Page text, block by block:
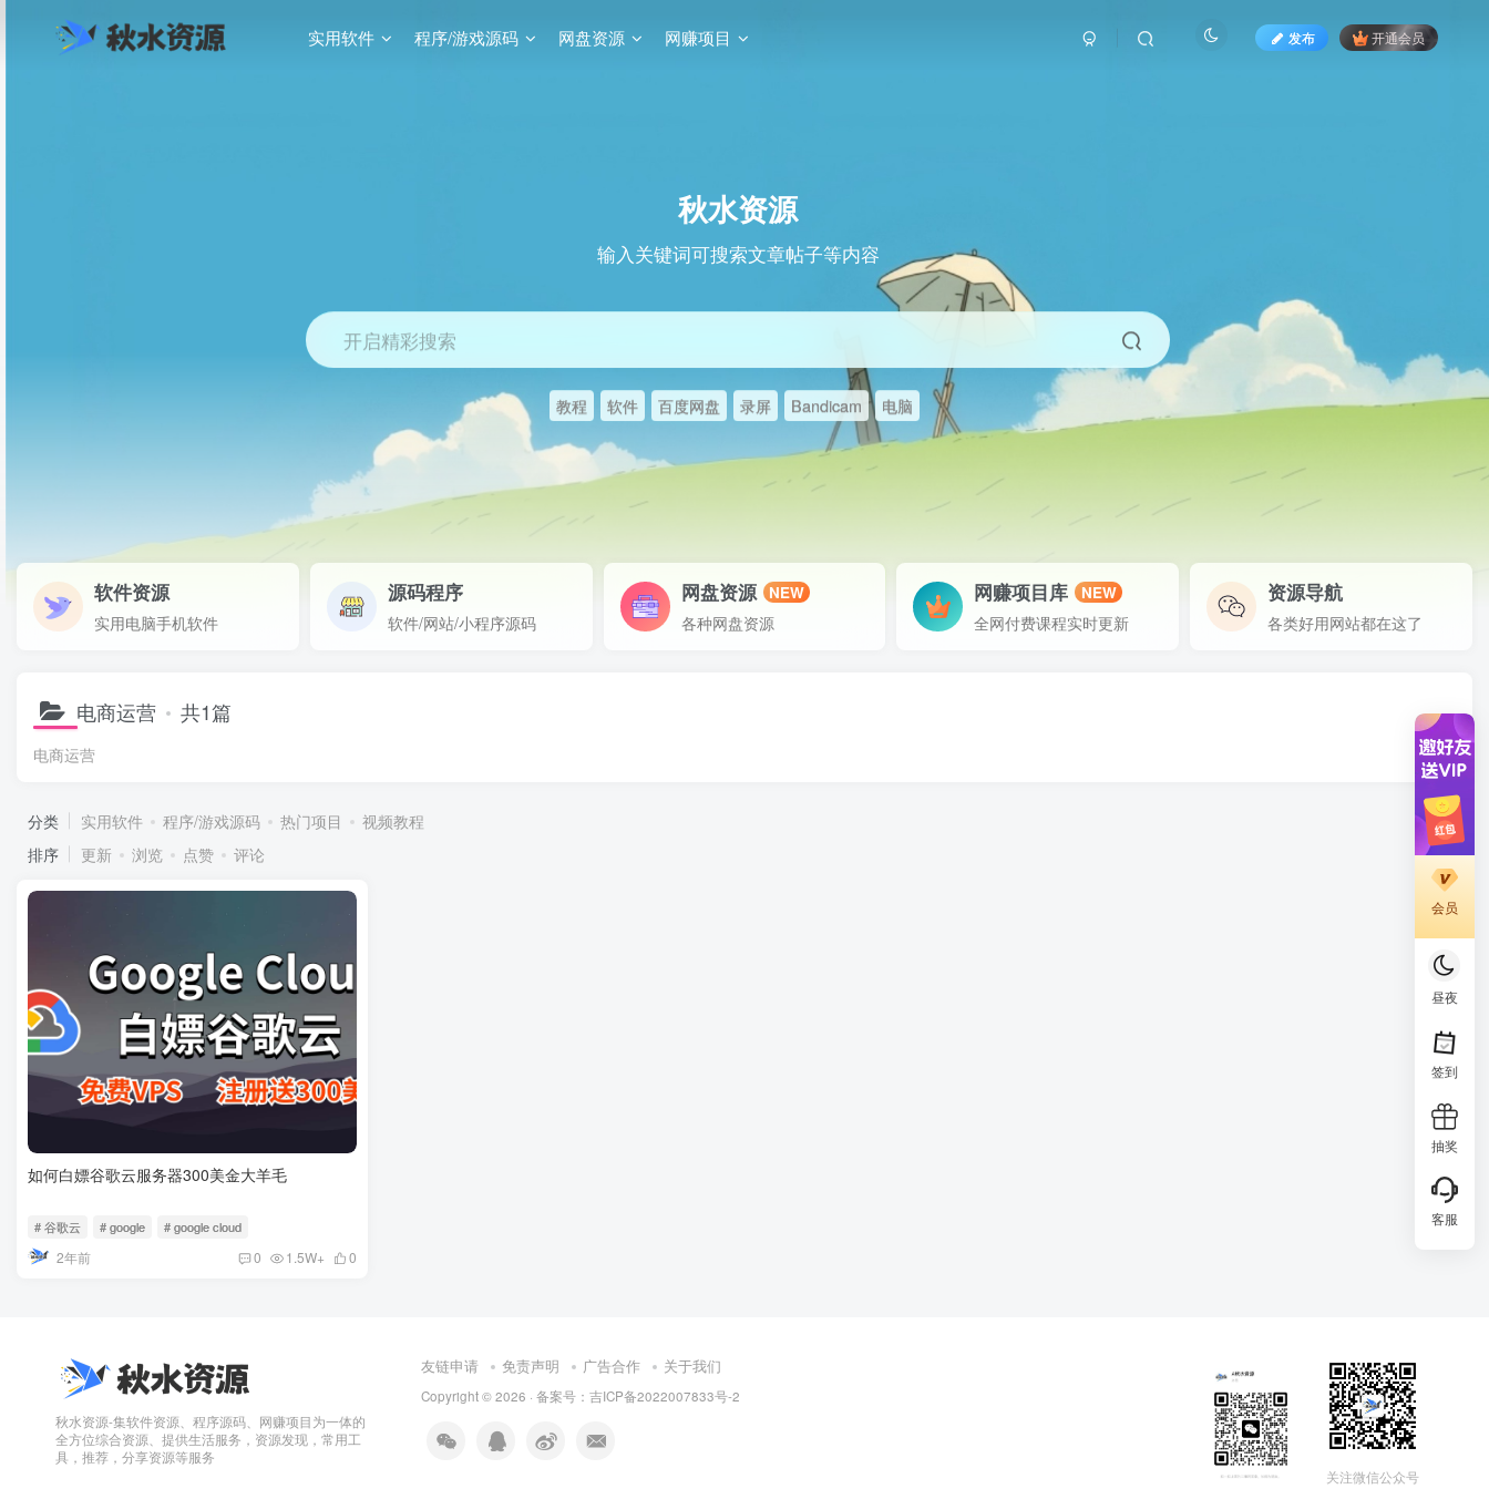
实用软件 程序/游戏源码 网盘资源 网赚项目 发布 开通会员
秋水资源
输入关键词可搜索文章帖子等内容
开启精彩搜索
教程 软件 百度网盘 录屏 Bandicam 电脑
软件资源
实用电脑手机软件
源码程序
软件/网站/小程序源码
网盘资源 NEW
各种网盘资源
网赚项目库 NEW
全网付费课程实时更新
资源导航
各类好用网站都在这了
电商运营 共1篇
电商运营
分类 实用软件 程序/游戏源码 热门项目
视频教程
排序
更新 浏览 点赞 评论
如何白嫖谷歌云服务器300美金大羊毛
# 谷歌云 # google # google cloud
2年前 0 1.5W+ 0
秋水资源-集软件资源、程序源码、网赚项目为一体的
全方位综合资源、提供生活服务，资源发现，常用工
具，推荐，分享资源等服务
友链申请 免责声明 广告合作 关于我们
Copyright © 2026 · 备案号：吉ICP备2022007833号-2
关注微信公众号
会员
昼夜
签到
抽奖
客服